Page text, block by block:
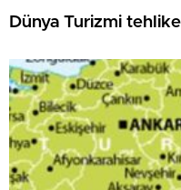
Dünya Turizmi